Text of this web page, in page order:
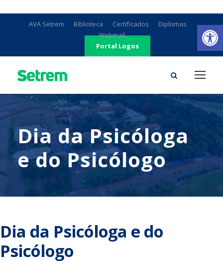
AVA Setrem Biblioteca Certificados
Diplomas
Webmail
Portal Logos
Dia da Psicóloga
e do Psicólogo
Dia da Psicóloga e do
Psicólogo